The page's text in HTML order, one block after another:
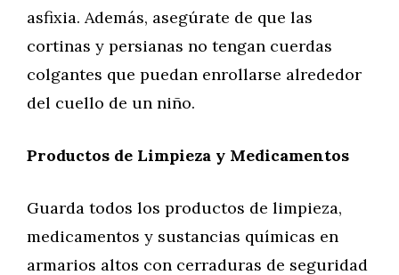
asfixia. Además, asegúrate de que las
cortinas y persianas no tengan cuerdas
colgantes que puedan enrollarse alrededor
del cuello de un niño.
Productos de Limpieza y Medicamentos
Guarda todos los productos de limpieza,
medicamentos y sustancias químicas en
armarios altos con cerraduras de seguridad